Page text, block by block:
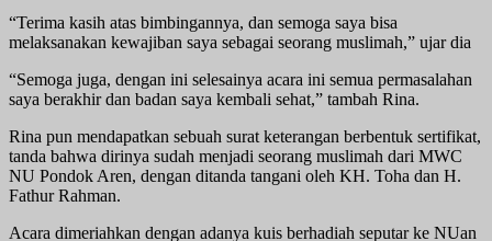
“Terima kasih atas bimbingannya, dan semoga saya bisa
melaksanakan kewajiban saya sebagai seorang muslimah,” ujar dia
“Semoga juga, dengan ini selesainya acara ini semua permasalahan
saya berakhir dan badan saya kembali sehat,” tambah Rina.
Rina pun mendapatkan sebuah surat keterangan berbentuk sertifikat,
tanda bahwa dirinya sudah menjadi seorang muslimah dari MWC
NU Pondok Aren, dengan ditanda tangani oleh KH. Toha dan H.
Fathur Rahman.
Acara dimeriahkan dengan adanya kuis berhadiah seputar ke NUan